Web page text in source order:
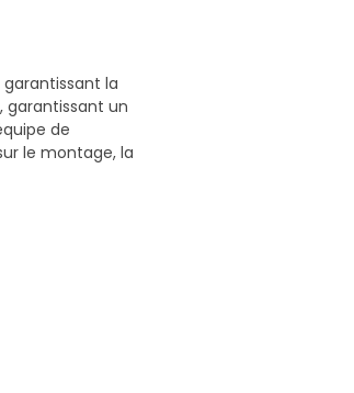
la
garantissant un
de
le montage, la